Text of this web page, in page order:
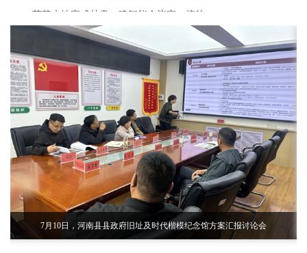
室、视频会议室的设计施工
芳菲大地完成甘肃建投矿业公司综合会议
室、视频室等设计施工
芳菲大地装饰展览设计施工的张掖数字政府
智能平台完成建设布展
兰州芳菲大地展览2021年度总结会召开（变
革新升 精艺为公）
芳菲大地展览中标祁连山国家级自然保护区
自然教育与生态体验展馆项目
甘肃省副省长孙雪涛率团参加首届中国（武
汉）文化旅游博览会
芳菲大地圆满完成首届中国（武汉）文化旅
游博览会甘肃主题形象馆设计施工
芳菲大地设计的兰州新区税务局党建展厅、
党员阅览活动室正式交付使用
芳菲大地装饰展览设计施工的庆阳市环县荣
誉馆，于2021年10月8日正式完工
兰州芳菲大地设计施工的陈列馆及展厅得到
了专家学者的肯定和好评
芳菲大地为第五届文博会第十届敦煌行·丝绸
之路国际旅游节策划设计布展施工
由芳菲大地设计承建的武警嘉峪关支队营区
7月10日，河南县县政府旧址及时代楷模纪念馆方案汇报讨论会
展览工程企业水平二级
建筑装饰工程设计专项乙级
数字多媒体工程系统集成一级
建筑装修装饰工程专业承包一级
智慧博物馆设计施工一体化一级
电子与智能化工程专业承包二级
电子与智能化系统系统集成一级